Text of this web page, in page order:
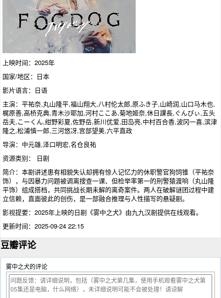
上映时间：2025年
国家/地区：日本
影片语言：日语
主演：平祐奈,丸山隆平,福山翔大,八村伦太郎,原ふき子,山崎润,山口马木也,
梶原善,高桥克典,青木沙耶加,河村ここあ,菊地姬奈,休日課長,ぐんぴぃ,五头
岳夫,こーくん,绀野彩夏,佐野岳,新川优爱,田岛亮,中村百合香,波冈一喜,滨津
隆之,松浦慎一郎,三河悠冴,宫部望美,六平直政
导演：中元雄,泽口明宏,名仓良祐
资源类别： 日剧
简介：本剧讲述患有相貌失认却拥有惊人记忆力的休职警官狗饲锥（平祐奈
饰），与因暴力问题被调离搜查一课、但检举率第一的刑警猿渡响（丸山隆
平饰）组成搭档，共同挑战长期未解的离奇案件。两人在破解谜团过程中建
立信赖，直面彼此的创伤，是一部融合推理与人性描写的悬疑剧。
影视提要：2025年上映的日剧 《雾中之犬》由九九汉剧提供在线观看。
更新时间：2025-09-24 22:15
豆瓣评论
雾中之犬的评论